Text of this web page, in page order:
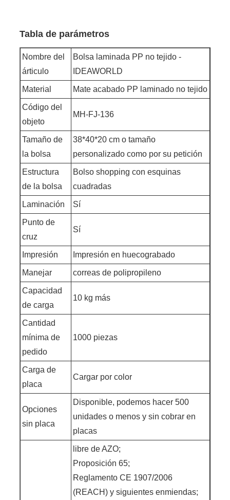
Tabla de parámetros
Nombre del
árticulo
Bolsa laminada PP no tejido -
IDEAWORLD
Material Mate acabado PP laminado no tejido
Código del
objeto
MH-FJ-136
Tamaño de
la bolsa
38*40*20 cm o tamaño
personalizado como por su petición
Estructura
de la bolsa
Bolso shopping con esquinas
cuadradas
Laminación Sí
Punto de
cruz
Sí
Impresión Impresión en huecograbado
Manejar correas de polipropileno
Capacidad
de carga
10 kg más
Cantidad
mínima de
pedido
1000 piezas
Carga de
placa
Cargar por color
Opciones
sin placa
Disponible, podemos hacer 500
unidades o menos y sin cobrar en
placas
libre de AZO;
Proposición 65;
Reglamento CE 1907/2006
(REACH) y siguientes enmiendas;